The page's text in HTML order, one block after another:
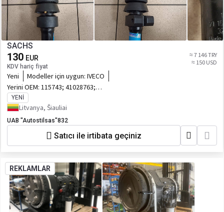
SACHS
130 EUR
KDV hariç fiyat
≈ 7 146 TRY
≈ 150 USD
Yeni Modeller için uygun: IVECO
Yerini OEM: 115743; 41028763;
500348793; 41028764;
YENI
Litvanya, Šiauliai
UAB "Autostilsas"832
Satıcı ile irtibata geçiniz
REKLAMLAR